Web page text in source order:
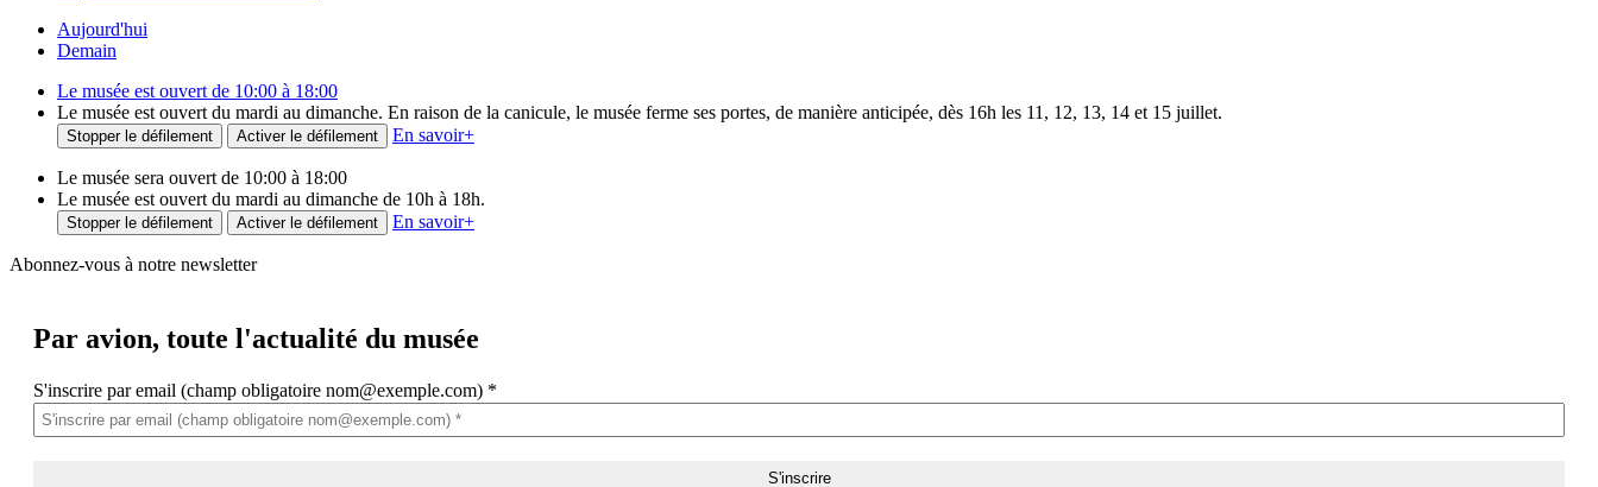
Aujourd'hui
Demain
Le musée est ouvert de 10:00 à 18:00
Le musée est ouvert du mardi au dimanche. En raison de la canicule, le musée ferme ses portes, de manière anticipée, dès 16h les 11, 12, 13, 14 et 15 juillet.
Stopper le défilement Activer le défilement En savoir+
Le musée sera ouvert de 10:00 à 18:00
Le musée est ouvert du mardi au dimanche de 10h à 18h.
Stopper le défilement Activer le défilement En savoir+
Abonnez-vous à notre newsletter
Par avion, toute l'actualité du musée
S'inscrire par email (champ obligatoire nom@exemple.com) *